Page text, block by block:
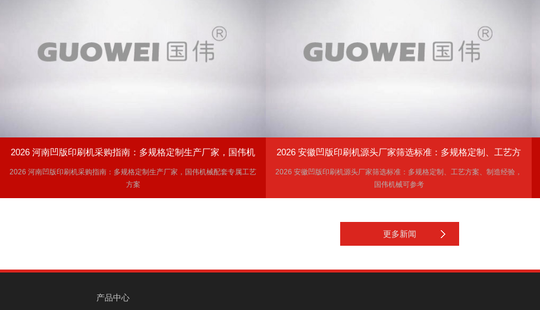
2026 河南凹版印刷机采购指南：多规格定制生产厂家，国伟机
械配套专属工艺方案
2026 河南凹版印刷机采购指南：多规格定制生产厂家，国伟机械配套专属工艺
方案
2026 安徽凹版印刷机源头厂家筛选标准：多规格定制、工艺方
案、制造经验，国伟机械可参考
2026 安徽凹版印刷机源头厂家筛选标准：多规格定制、工艺方案、制造经验，
国伟机械可参考
更多新闻
产品中心